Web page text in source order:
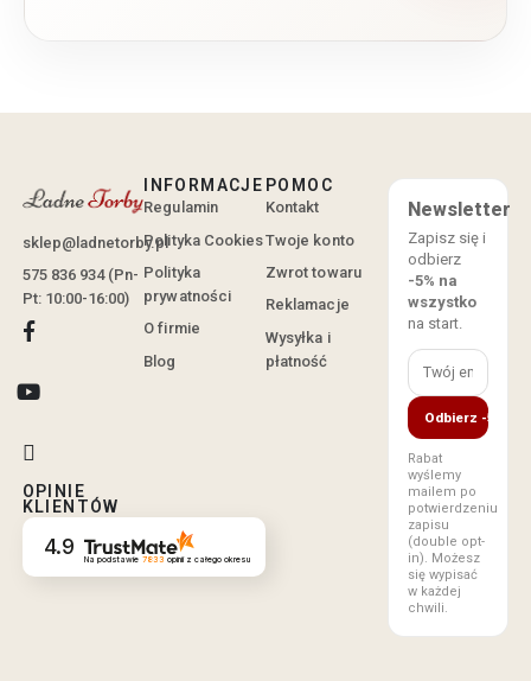
sklep@ladnetorby.pl
575 836 934 (Pn-
Pt: 10:00-16:00)
OPINIE
KLIENTÓW
4.9 Na podstawie 7833 opinii z całego okresu
INFORMACJE
Regulamin
Polityka Cookies
Polityka
prywatności
O firmie
Blog
POMOC
Kontakt
Twoje konto
Zwrot towaru
Reklamacje
Wysyłka i
płatność
Newsletter
Zapisz się i
odbierz
-5% na
wszystko
na start.
Odbierz -5%
Rabat
wyślemy
mailem po
potwierdzeniu
zapisu
(double opt-
in). Możesz
się wypisać
w każdej
chwili.